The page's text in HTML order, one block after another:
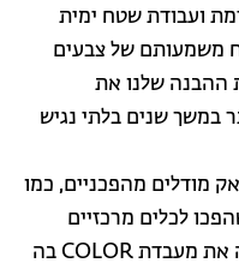
ועבודת שטח ימית
משמעותם של צבעים
ההבנה שלנו את
במשך שנים בלתי נגיש
מודלים מהפכניים, כמו
לכלים מרכזיים
במחקר חזותי תת-ימי. היא הקימה את מעבדת COLOR בה